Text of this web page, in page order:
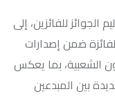
إلى
يعكس